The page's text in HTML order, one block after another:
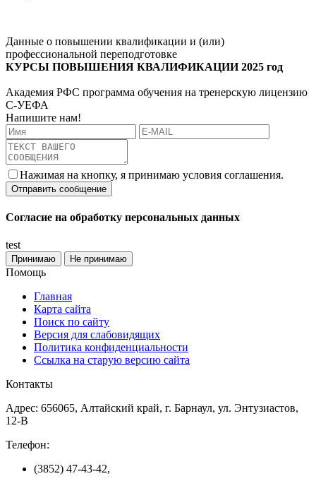
Данные о повышении квалификации и (или)
профессиональной переподготовке
КУРСЫ ПОВЫШЕНИЯ КВАЛИФИКАЦИИ 2025 год
Академия РФС программа обучения на тренерскую лицензию
С-УЕФА
Напишите нам!
Нажимая на кнопку, я принимаю условия соглашения.
Согласие на обработку персональных данных
test
Принимаю Не принимаю
Помощь
Главная
Карта сайта
Поиск по сайту
Версия для слабовидящих
Политика конфиденциальности
Ссылка на старую версию сайта
Контакты
Адрес: 656065, Алтайский край, г. Барнаул, ул. Энтузиастов,
12-В
Телефон:
(3852) 47-43-42,